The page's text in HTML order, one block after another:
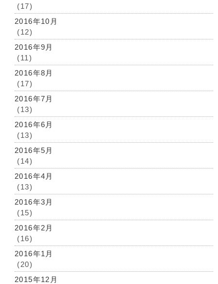
(17)
2016年10月
(12)
2016年9月
(11)
2016年8月
(17)
2016年7月
(13)
2016年6月
(13)
2016年5月
(14)
2016年4月
(13)
2016年3月
(15)
2016年2月
(16)
2016年1月
(20)
2015年12月